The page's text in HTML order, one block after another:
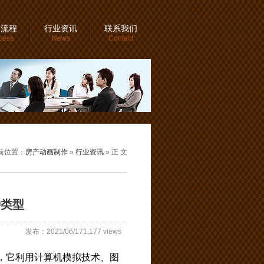
程 行业资讯
News
联系我们
Contact
位置： 房产动画制作 » 行业资讯 » 正 文
型
发布：2021/06/171,177 views
它利用计算机模拟技术、图